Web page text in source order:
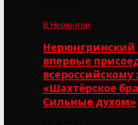
В Нерюнгри
Нерюнгринский
впервые
всероссийскому
«Шахтёрское
Сильные духом»